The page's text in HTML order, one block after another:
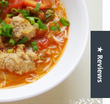
★ Reviews